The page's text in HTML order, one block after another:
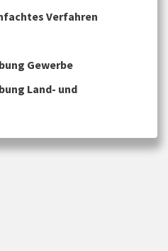
Verfahren
Gewerbe
Land- und